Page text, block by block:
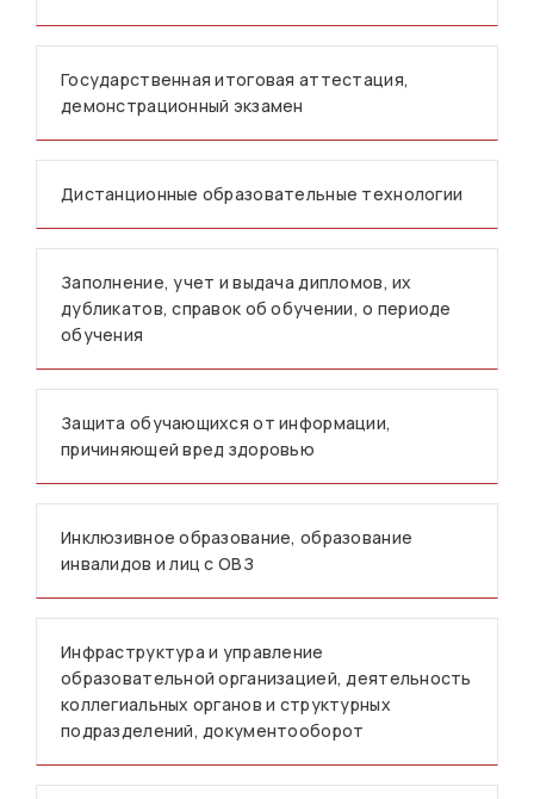
Государственная итоговая аттестация,
демонстрационный экзамен
Дистанционные образовательные технологии
Заполнение, учет и выдача дипломов, их
дубликатов, справок об обучении, о периоде
обучения
Защита обучающихся от информации,
причиняющей вред здоровью
Инклюзивное образование, образование
инвалидов и лиц с ОВЗ
Инфраструктура и управление
образовательной организацией, деятельность
коллегиальных органов и структурных
подразделений, документооборот